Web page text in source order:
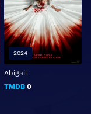
Abigail
TMDB0
2024